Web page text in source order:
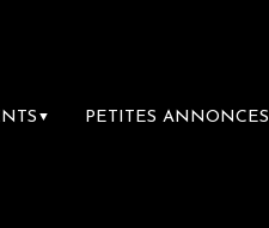
▼ PETITES ANNONCES